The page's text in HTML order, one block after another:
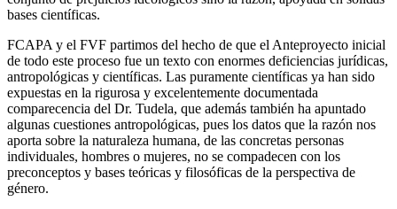
bases científicas.
FCAPA y el FVF partimos del hecho de que el Anteproyecto inicial
de todo este proceso fue un texto con enormes deficiencias jurídicas,
antropológicas y científicas. Las puramente científicas ya han sido
expuestas en la rigurosa y excelentemente documentada
comparecencia del Dr. Tudela, que además también ha apuntado
algunas cuestiones antropológicas, pues los datos que la razón nos
aporta sobre la naturaleza humana, de las concretas personas
individuales, hombres o mujeres, no se compadecen con los
preconceptos y bases teóricas y filosóficas de la perspectiva de
género.